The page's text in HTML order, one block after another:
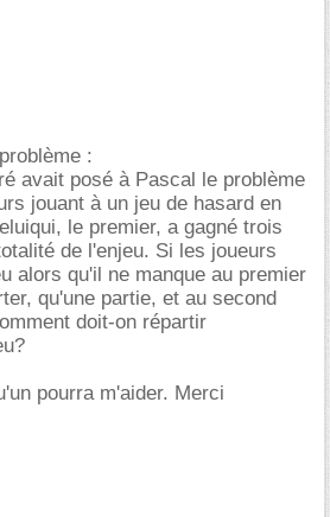
:
avait posé à Pascal le problème
jouant à un jeu de hasard en
le premier, a gagné trois
de l'enjeu. Si les joueurs
alors qu'il ne manque au premier
qu'une partie, et au second
doit-on répartir
pourra m'aider. Merci